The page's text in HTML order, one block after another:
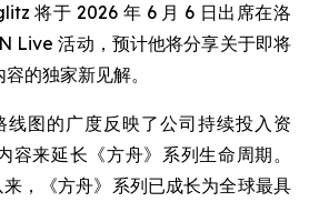
将于 2026 年 6 月 6 日出席在洛
Live 活动，预计他将分享关于即将
的独家新见解。
图的广度反映了公司持续投入资
容来延长《方舟》系列生命周期。
，《方舟》系列已成长为全球最具